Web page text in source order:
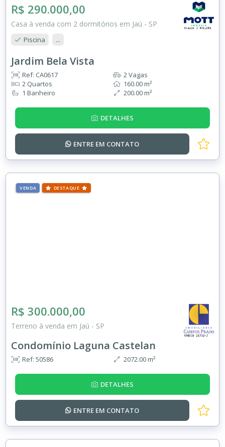
R$ 290.000,00
Casa à venda com 2 dormitórios em Jaú - SP
Piscina ...
Jardim Bela Vista
Ref: CA0617
2 Quartos
1 Banheiro
2 Vagas
160.00 m²
200.00 m²
DETALHES
ENTRE EM CONTATO
VENDA DESTAQUE
R$ 300.000,00
Terreno à venda em Jaú - SP
Condomínio Laguna Castelan
Ref: 50586 2072.00 m²
DETALHES
ENTRE EM CONTATO